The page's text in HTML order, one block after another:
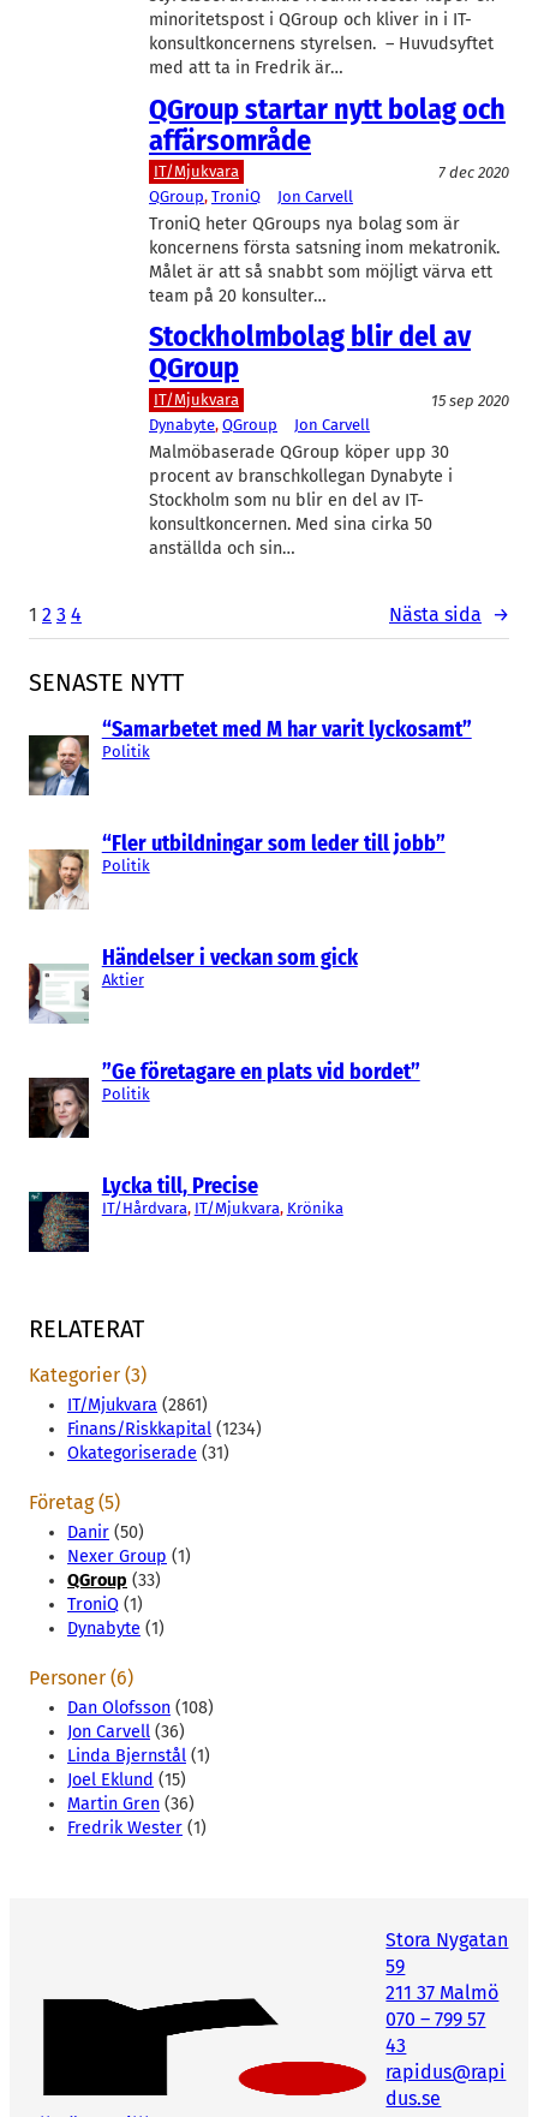
SENASTE NYTT
“Samarbetet med M har varit lyckosamt”
Politik
“Fler utbildningar som leder till jobb”
Politik
Händelser i veckan som gick
Aktier
”Ge företagare en plats vid bordet”
Politik
Lycka till, Precise
IT/Hårdvara, IT/Mjukvara, Krönika
minoritetspost i QGroup och kliver in i IT-
konsultkoncernens styrelsen. – Huvudsyftet
med att ta in Fredrik är…
QGroup startar nytt bolag och
affärsområde
IT/Mjukvara
7 dec 2020
QGroup, TroniQ Jon Carvell
TroniQ heter QGroups nya bolag som är
koncernens första satsning inom mekatronik.
Målet är att så snabbt som möjligt värva ett
team på 20 konsulter…
Stockholmbolag blir del av
QGroup
IT/Mjukvara
15 sep 2020
Dynabyte, QGroup Jon Carvell
Malmöbaserade QGroup köper upp 30
procent av branschkollegan Dynabyte i
Stockholm som nu blir en del av IT-
konsultkoncernen. Med sina cirka 50
anställda och sin…
1 2 3 4 Nästa sida →
RELATERAT
Kategorier (3)
IT/Mjukvara (2861)
Finans/Riskkapital (1234)
Okategoriserade (31)
Företag (5)
Danir (50)
Nexer Group (1)
QGroup (33)
TroniQ (1)
Dynabyte (1)
Personer (6)
Dan Olofsson (108)
Jon Carvell (36)
Linda Bjernstål (1)
Joel Eklund (15)
Martin Gren (36)
Fredrik Wester (1)
Stora Nygatan
59
211 37 Malmö
070 – 799 57
43
rapidus@rapi
dus.se